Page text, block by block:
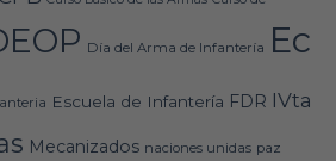
Día del Arma de Infantería Ec
Escuela de Infantería FDR IVta
Mecanizados naciones unidas paz